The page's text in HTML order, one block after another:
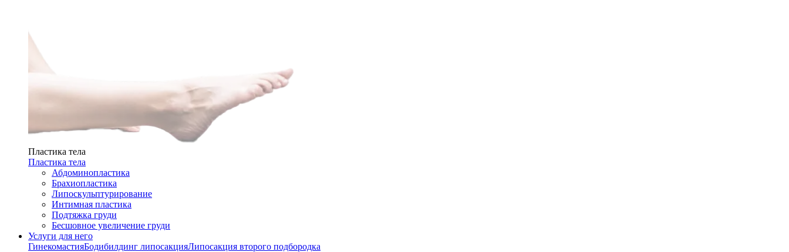
Пластика тела
Пластика тела
Абдоминопластика
Брахиопластика
Липоскульптурирование
Интимная пластика
Подтяжка груди
Бесшовное увеличение груди
Услуги для него
ГинекомастияБодибилдинг липосакцияЛипосакция второго подбородка